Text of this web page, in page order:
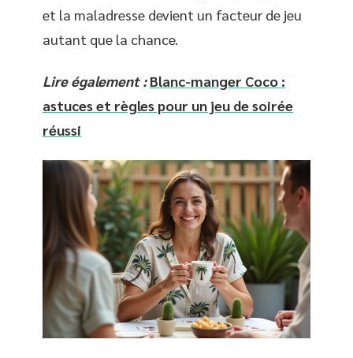
et la maladresse devient un facteur de jeu
autant que la chance.
Lire également : Blanc-manger Coco :
astuces et règles pour un jeu de soirée
réussi